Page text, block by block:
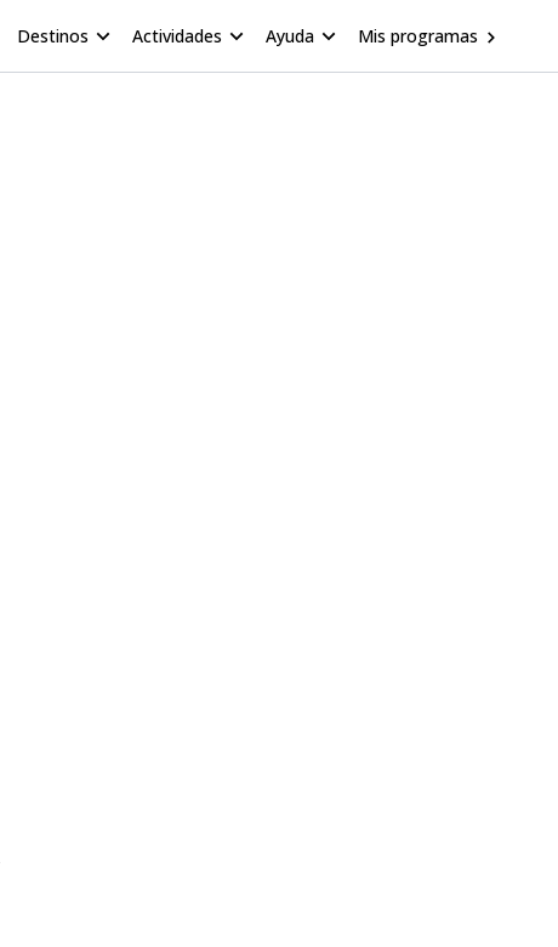
Destinos Actividades Ayuda Mis programas